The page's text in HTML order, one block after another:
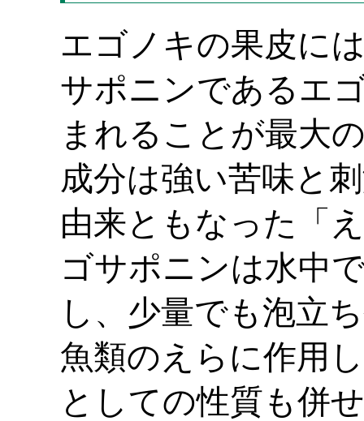
エゴノキの果皮に
サポニンであるエ
まれることが最大
成分は強い苦味と
由来ともなった「
ゴサポニンは水中
し、少量でも泡立
魚類のえらに作用
としての性質も併